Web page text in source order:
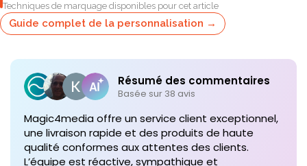
Techniques de marquage disponibles pour cet article
Guide complet de la personnalisation →
Résumé des commentaires
Basée sur 38 avis
Magic4media offre un service client exceptionnel,
une livraison rapide et des produits de haute
qualité conformes aux attentes des clients.
L’équipe est réactive, sympathique et